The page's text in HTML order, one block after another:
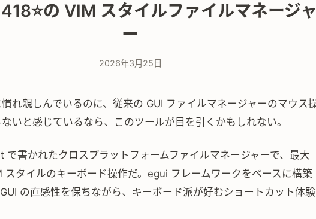
の VIM スタイルファイルマネージャ
ー
2026年3月25日
れ親しんでいるのに、従来の GUI ファイルマネージャーのマウス
いと感じているなら、このツールが目を引くかもしれない。
で書かれたクロスプラットフォームファイルマネージャーで、最大
スタイルのキーボード操作だ。egui フレームワークをベースに構築
の直感性を保ちながら、キーボード派が好むショートカット体験